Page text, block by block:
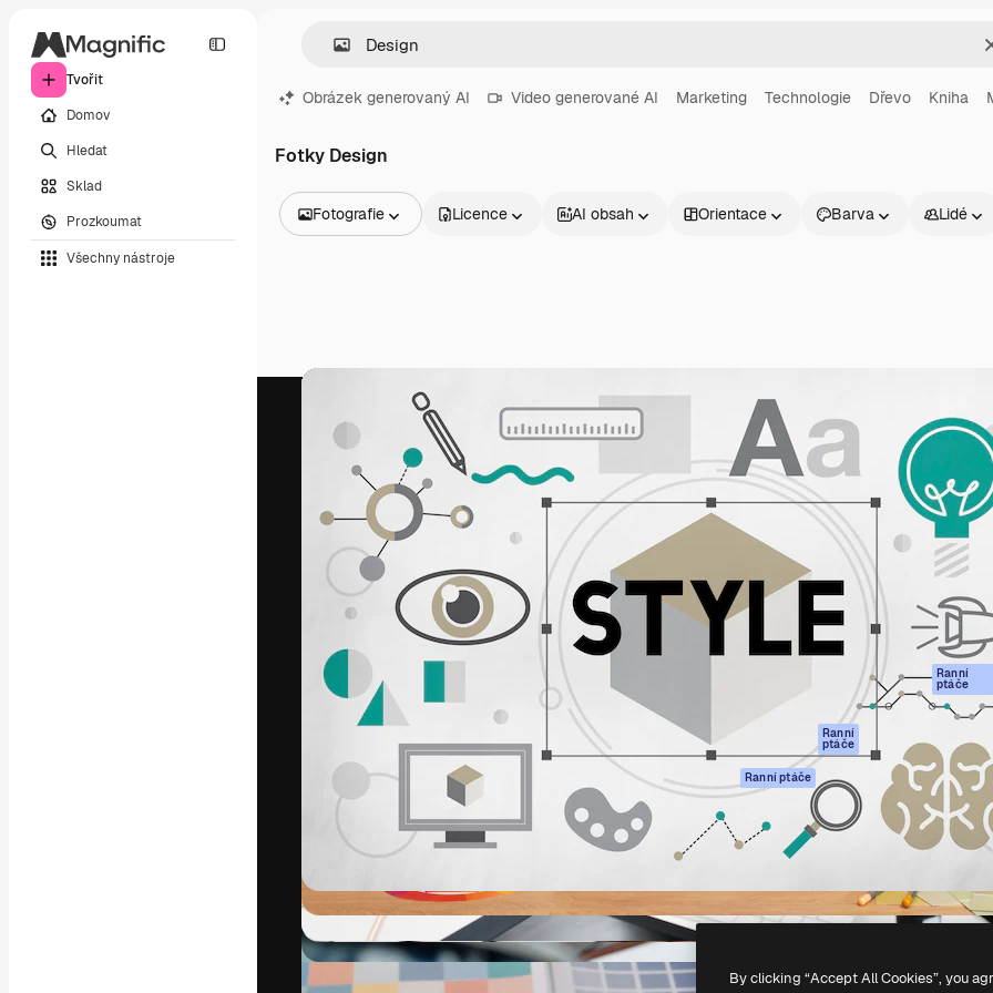
Tvořit
Domov
Hledat
Sklad
Prozkoumat
Všechny nástroje
Obrázek generovaný AI Video generované AI Marketing Technologie Dřevo Kniha
Fotky Design
Fotografie
Videa
Video šablony
3D modely
Licence AI obsah Orientace Barva Lidé
Kreativní platforma pro tvorbu vaší nejlepší
práce. Více než 1 milion předplatitelů napříč
kreativci, podniky, agenturami a studii.
Čeština
Produkty
Spaces
AI asistent
obrázků
AI generátor videa
AI hlasový
MCP pro
Claude/ChatGPT
Ranní
ptáče
Ranní ptáče
API
Mobilní aplikace
Všechny nástroje
Začněte
Academy
Dokumentace
Podpora
Podmínky použití
Zásady ochrany
osobních údajů
Originály Ranní
ptáče
Zásady používání
Centrum důvěry
Partneři
Firmy
Copyright © 2010-2026Freepik Company S.L.U.
By clicking “Accept All Cookies”, you